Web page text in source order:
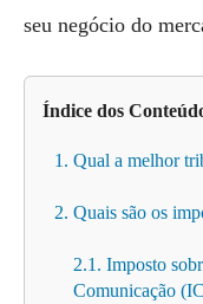
seu negócio do
Índice dos
1. Qual a melhor
2. Quais são os
2.1. Imposto
Comunicação